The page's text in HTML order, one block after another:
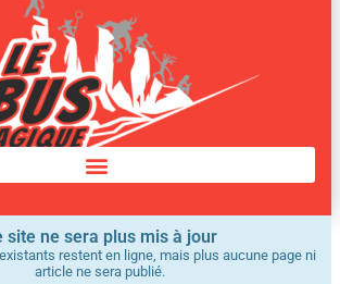
site ne sera plus mis à jour
restent en ligne, mais plus aucune page ni
article ne sera publié.